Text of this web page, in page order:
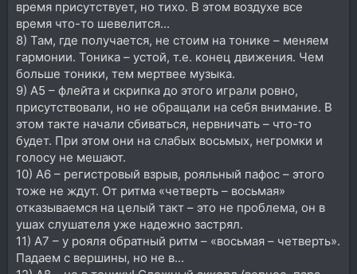
время присутствует, но тихо. В этом воздухе все
время что-то шевелится...
8) Там, где получается, не стоим на тонике – меняем
гармонии. Тоника – устой, т.е. конец движения. Чем
больше тоники, тем мертвее музыка.
9) А5 – флейта и скрипка до этого играли ровно,
присутствовали, но не обращали на себя внимание. В
этом такте начали сбиваться, нервничать – что-то
будет. При этом они на слабых восьмых, негромки и
голосу не мешают.
10) А6 – регистровый взрыв, рояльный пафос – этого
тоже не ждут. От ритма «четверть – восьмая»
отказываемся на целый такт – это не проблема, он в
ушах слушателя уже надежно застрял.
11) А7 – у рояля обратный ритм – «восьмая – четверть».
Падаем с вершины, но не в...